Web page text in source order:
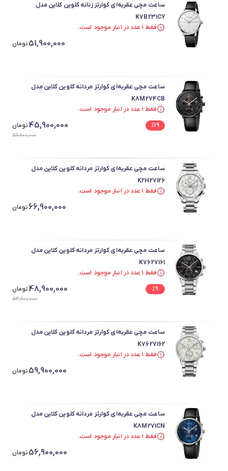
ساعت مچی عقربه‌ای کوارتز زنانه کلوین کلاین مدل
K7B231CY
فقط ۱ عدد در انبار موجود است.
51,900,000تومان
ساعت مچی عقربه‌ای کوارتز مردانه کلوین کلاین مدل
K8M274CB
فقط ۱ عدد در انبار موجود است.
%19
45,900,000تومان
56,900,000
ساعت مچی عقربه‌ای کوارتز مردانه کلوین کلاین مدل
K2H27126
فقط ۱ عدد در انبار موجود است.
66,900,000تومان
ساعت مچی عقربه‌ای کوارتز مردانه کلوین کلاین مدل
K7627161
فقط ۱ عدد در انبار موجود است.
%9
48,900,000تومان
53,900,000
ساعت مچی عقربه‌ای کوارتز مردانه کلوین کلاین مدل
K7627162
فقط ۱ عدد در انبار موجود است.
59,900,000تومان
ساعت مچی عقربه‌ای کوارتز مردانه کلوین کلاین مدل
K8M271CN
فقط ۱ عدد در انبار موجود است.
56,900,000تومان